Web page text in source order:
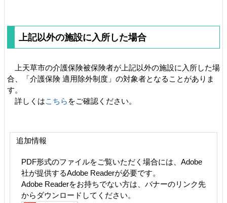
上記以外の施設に入所した場合
上天草市の介護保険被保険者が上記以外の施設に入所した場
合、「介護保険 適用除外制度」の対象者となることがありま
す。
詳しくはこちら をご確認ください。
追加情報
PDF形式のファイルをご覧いただく場合には、Adobe
社が提供するAdobe Readerが必要です。
Adobe Readerをお持ちでない方は、バナーのリンク先
からダウンロードしてください。